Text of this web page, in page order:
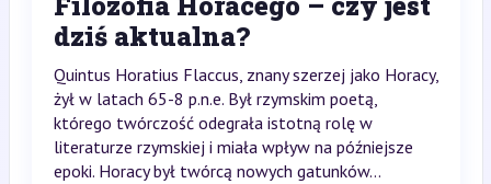
dziś aktualna?
Quintus Horatius Flaccus, znany szerzej jako Horacy,
żył w latach 65-8 p.n.e. Był rzymskim poetą,
którego twórczość odegrała istotną rolę w
literaturze rzymskiej i miała wpływ na późniejsze
epoki. Horacy był twórcą nowych gatunków...